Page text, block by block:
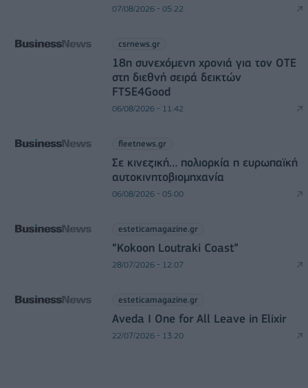
07/08/2026 - 05:22
csrnews.gr
18η συνεχόμενη χρονιά για τον ΟΤΕ
στη διεθνή σειρά δεικτών
FTSE4Good
06/08/2026 - 11:42
fleetnews.gr
Σε κινεζική… πολιορκία η ευρωπαϊκή
αυτοκινητοβιομηχανία
06/08/2026 - 05:00
esteticamagazine.gr
“Kokoon Loutraki Coast”
28/07/2026 - 12:07
esteticamagazine.gr
Aveda I One for All Leave in Elixir
22/07/2026 - 13:20